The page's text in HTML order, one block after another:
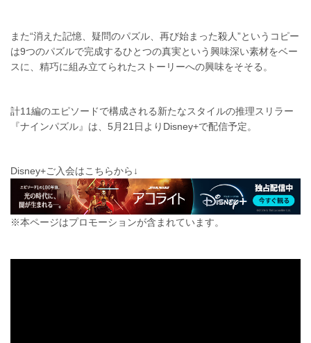
また“消えた記憶、疑問のパズル、再び始まった殺人”というコピー
は9つのパズルで完成するひとつの真実という興味深い素材をベー
スに、精巧に組み立てられたストーリーへの興味をそそる。
計11編のエピソードで構成される新たなスタイルの推理スリラー
『ナインパズル』は、5月21日よりDisney+で配信予定。
Disney+ご入会はこちらから↓
※本ページはプロモーションが含まれています。